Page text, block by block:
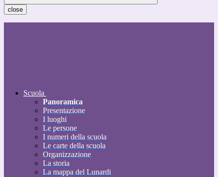
close
Scuola
Panoramica
Presentazione
I luoghi
Le persone
I numeri della scuola
Le carte della scuola
Organizzazione
La storia
La mappa del Lunardi